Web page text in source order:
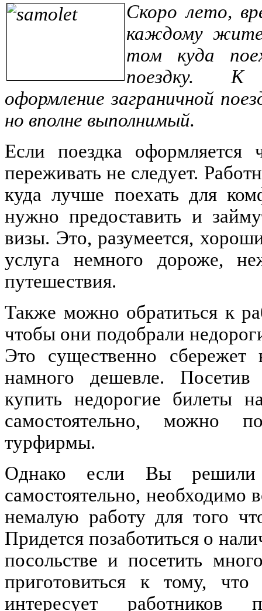
Скоро лето,
каждому
том куда
поездку. К
оформление заграничной
но вполне выполнимый.
Если поездка оформляется
переживать не следует.
куда лучше поехать для
нужно предоставить и
визы. Это, разумеется,
услуга немного дороже,
путешествия.
Также можно обратиться к
чтобы они подобрали
Это существенно
намного дешевле.
купить недорогие билеты
самостоятельно, можно
турфирмы.
Однако если Вы решили
самостоятельно, необходимо
немалую работу для того
Придется позаботиться о
посольстве и посетить
приготовиться к тому,
интересует работников